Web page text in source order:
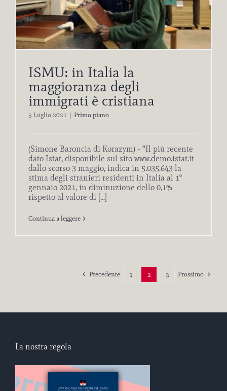
ISMU: in Italia la
maggioranza degli
immigrati è cristiana
5 Luglio 2021 | Primo piano
(Simone Baroncia di Korazym) - “Il più recente
dato Istat, disponibile sul sito www.demo.istat.it
dallo scorso 3 maggio, indica in 5.035.643 la
stima degli stranieri residenti in Italia al 1°
gennaio 2021, in diminuzione dello 0,1%
rispetto al valore di [...]
Continua a leggere
Precedente 1 2 3 Prossimo
La nostra regola